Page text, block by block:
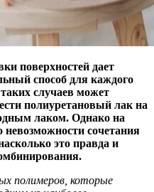
поверхностей дает
способ для каждого
случаев может
полиуретановый лак на
лаком. Однако на
невозможности сочетания
это правда и
полимеров, которые